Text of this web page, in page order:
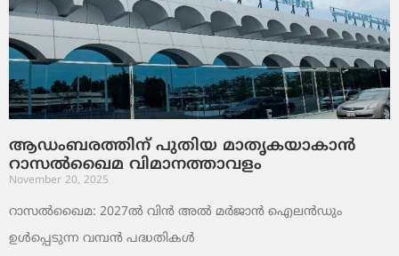
ആഡംബരത്തിന് പുതിയ മാതൃകയാകാൻ
റാസൽഖൈമ വിമാനത്താവളം
November 20, 2025
റാസൽഖൈമ: 2027ൽ വിൻ അൽ മർജാൻ ഐലൻഡും
ഉൾപ്പെടുന്ന വമ്പൻ പദ്ധതികൾ